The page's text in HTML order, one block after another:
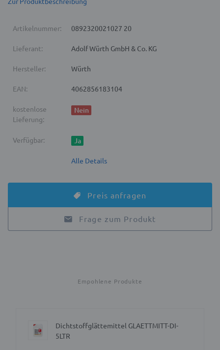
Artikelnummer: 0892320021027 20
Lieferant: Adolf Würth GmbH & Co. KG
Hersteller: Würth
EAN: 4062856183104
kostenlose
Lieferung:
Nein
Verfügbar: Ja
Alle Details
Preis anfragen
Frage zum Produkt
Empohlene Produkte
Dichtstoffglättemittel GLAETTMITT-DI-
5LTR